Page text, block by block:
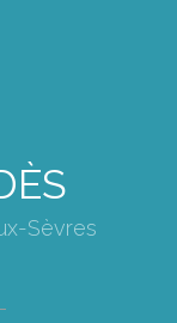
Sèvres